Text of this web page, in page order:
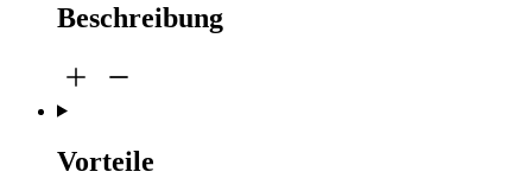
Beschreibung
Vorteile